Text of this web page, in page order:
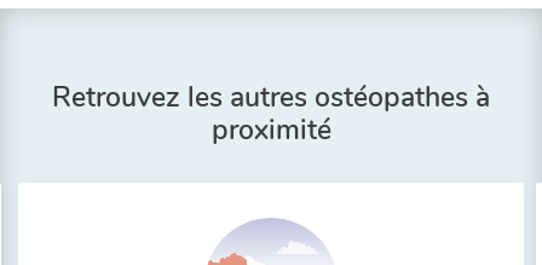
Retrouvez les autres ostéopathes à
proximité